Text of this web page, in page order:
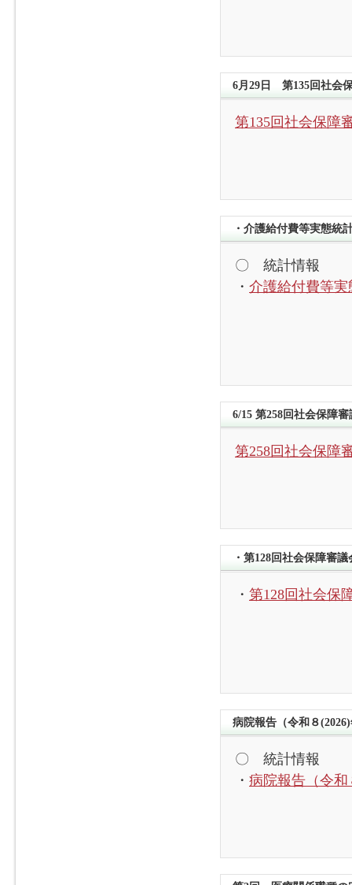
6月29日 第135回社会
第135回社会保障
・介護給付費等実態統
〇 統計情報
・ 介護給付費等
6/15 第258回社会保障
第258回社会保障
・第128回社会保障審
・ 第128回社会保
病院報告（令和８
〇 統計情報
・ 病院報告（令和